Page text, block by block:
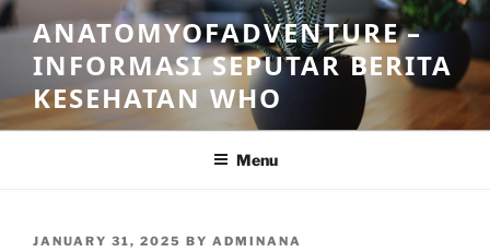
Skip
to
content
ANATOMYOFADVENTURE –
INFORMASI SEPUTAR BERITA
KESEHATAN WHO
Menu
POSTED
JANUARY 31, 2025 BY ADMINANA